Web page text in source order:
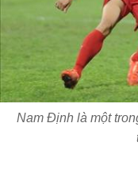
Nam Định là một